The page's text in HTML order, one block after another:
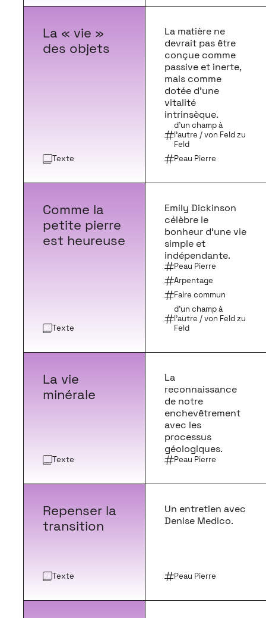
La « vie »
des objets
Texte
La matière ne
devrait pas être
conçue comme
passive et inerte,
mais comme
dotée d’une
vitalité
intrinsèque.
d'un champ à
l'autre / von Feld zu
Feld
Peau Pierre
Comme la
petite pierre
est heureuse
Texte
Emily Dickinson
célèbre le
bonheur d’une vie
simple et
indépendante.
Peau Pierre
Arpentage
Faire commun
d’un champ à
l’autre / von Feld zu
Feld
La vie
minérale
Texte
La
reconnaissance
de notre
enchevêtrement
avec les
processus
géologiques.
Peau Pierre
Repenser la
transition
Texte
Un entretien avec
Denise Medico.
Peau Pierre